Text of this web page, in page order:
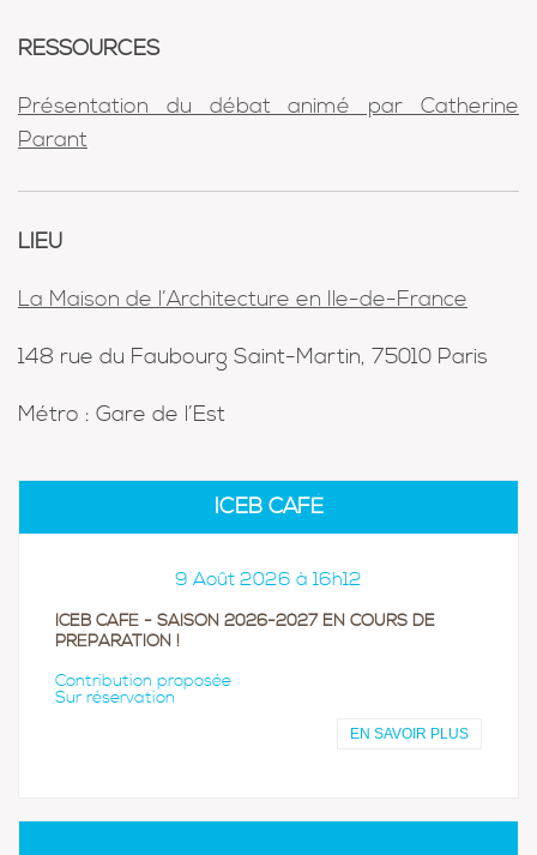
RESSOURCES
Présentation du débat animé par Catherine
Parant
LIEU
La Maison de l’Architecture en Ile-de-France
148 rue du Faubourg Saint-Martin, 75010 Paris
Métro : Gare de l’Est
ICEB CAFÉ
9 Août 2026 à 16h12
ICEB CAFÉ - SAISON 2026-2027 EN COURS DE
PRÉPARATION !
Contribution proposée
Sur réservation
EN SAVOIR PLUS